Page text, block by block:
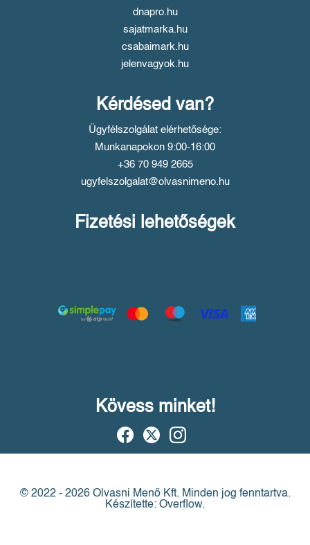
dnapro.hu
sajatmarka.hu
csabaimark.hu
jelenvagyok.hu
Kérdésed van?
Ügyfélszolgálat elérhetősége:
Munkanapokon 9:00-16:00
+36 70 949 2665
ugyfelszolgalat@olvasnimeno.hu
Fizetési lehetőségek
Kövess minket!
© 2022 - 2026 Olvasni Menő Kft. Minden jog fenntartva.
Készítette: Overflow.